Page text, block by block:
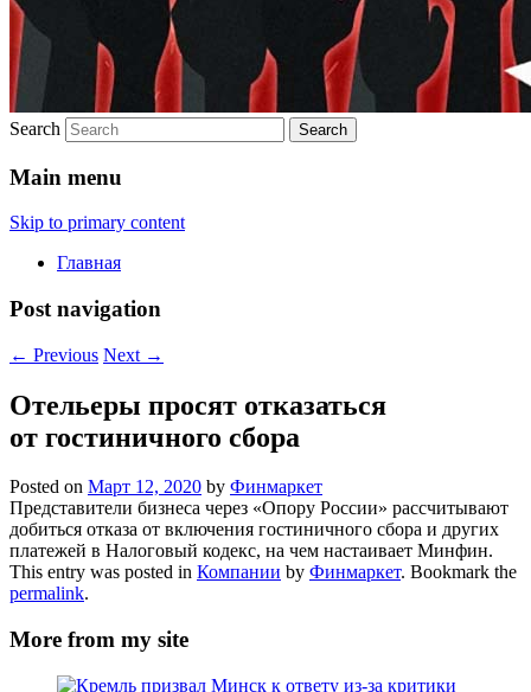
Search
Main menu
Skip to primary content
Главная
Post navigation
← Previous Next →
Отельеры просят отказаться
от гостиничного сбора
Posted on Март 12, 2020 by Финмаркет
Представители бизнеса через «Опору России» рассчитывают
добиться отказа от включения гостиничного сбора и других
платежей в Налоговый кодекс, на чем настаивает Минфин.
This entry was posted in Компании by Финмаркет. Bookmark the
permalink.
More from my site